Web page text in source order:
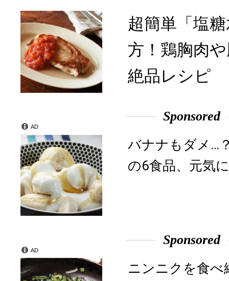
超簡単「塩
方！鶏胸肉
絶品レシピ
Sponsored
バナナもダメ…
の6食品、元気
AD
Sponsored
ニンニクを食べ
AD